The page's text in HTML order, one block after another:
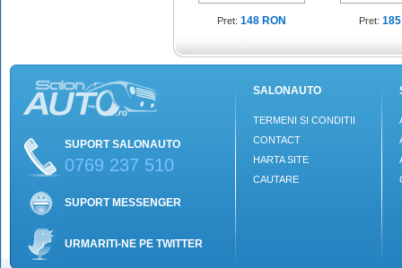
Pret: 148 RON Pret:
SUPORT SALONAUTO
0769 237 510
SUPORT MESSENGER
URMARITI-NE PE TWITTER
SALONAUTO
TERMENI SI CONDITII
CONTACT
HARTA SITE
CAUTARE